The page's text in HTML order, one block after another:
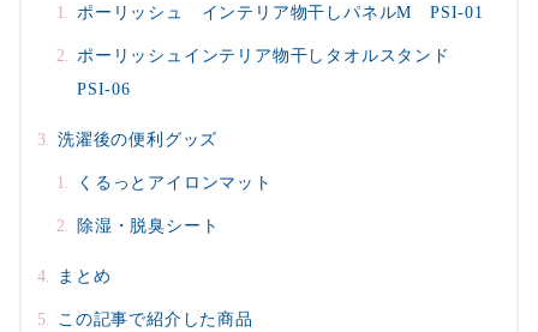
ポーリッシュ インテリア物干しパネルM PSI-01
ポーリッシュインテリア物干しタオルスタンド
PSI-06
洗濯後の便利グッズ
くるっとアイロンマット
除湿・脱臭シート
まとめ
この記事で紹介した商品